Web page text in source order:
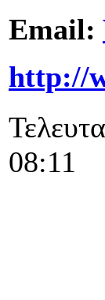
Email:
http://
08:11